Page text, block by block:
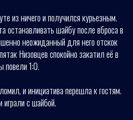
из ничего и получился курьезным.
останавливать шайбу после вброса в
неожиданный для него отскок
Низовцев спокойно закатил её в
повели 1:0.
и инициатива перешла к гостям.
с шайбой.